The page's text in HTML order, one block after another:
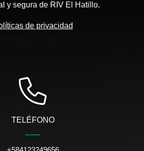
y segura de RIV El Hatillo.
de privacidad
TELÉFONO